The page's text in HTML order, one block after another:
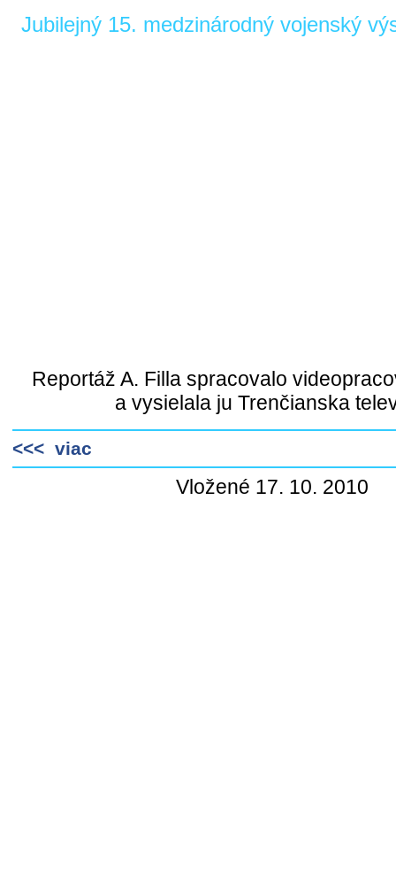
Jubilejný 15. medzinárodný vojenský
Reportáž A. Filla spracovalo
a vysielala ju Trenčianska
<<< viac
Vložené 17. 10. 2010